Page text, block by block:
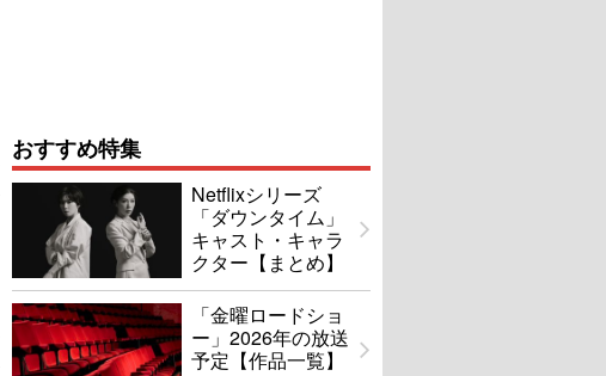
おすすめ特集
Netflixシリーズ
「ダウンタイム」
キャスト・キャラ
クター【まとめ】
「金曜ロードショ
ー」2026年の放送
予定【作品一覧】